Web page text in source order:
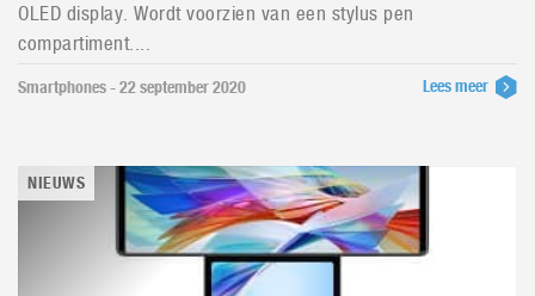
OLED display. Wordt voorzien van een stylus pen
compartiment....
Smartphones - 22 september 2020 Lees meer
NIEUWS